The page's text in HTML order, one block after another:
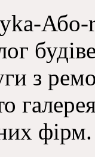
Або-
з
фірм.